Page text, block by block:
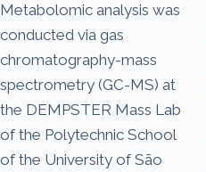
Metabolomic analysis was
conducted via gas
chromatography-mass
spectrometry (GC-MS) at
the DEMPSTER Mass Lab
of the Polytechnic School
of the University of São